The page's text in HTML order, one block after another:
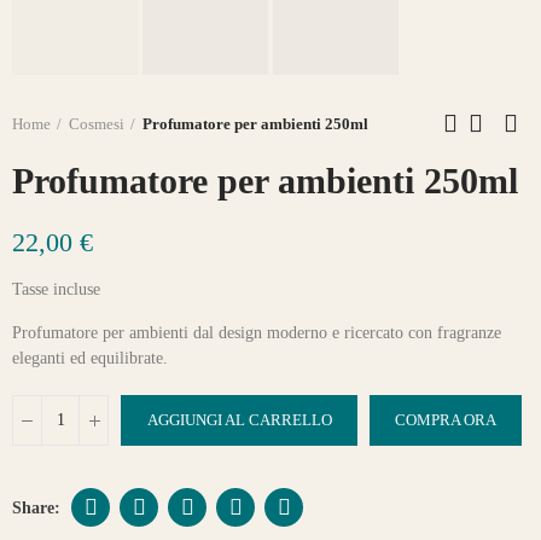
Home Cosmesi Profumatore per ambienti 250ml
Profumatore per ambienti 250ml
22,00 €
Tasse incluse
Profumatore per ambienti dal design moderno e ricercato con fragranze
eleganti ed equilibrate.
AGGIUNGI AL CARRELLO COMPRA ORA